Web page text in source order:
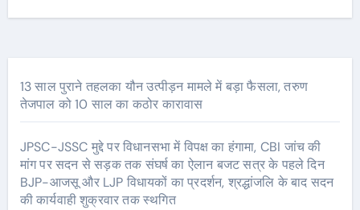
13 साल पुराने तहलका यौन उत्पीड़न मामले में बड़ा फैसला, तरुण
तेजपाल को 10 साल का कठोर कारावास
JPSC-JSSC मुद्दे पर विधानसभा में विपक्ष का हंगामा, CBI जांच की
मांग पर सदन से सड़क तक संघर्ष का ऐलान बजट सत्र के पहले दिन
BJP-आजसू और LJP विधायकों का प्रदर्शन, श्रद्धांजलि के बाद सदन
की कार्यवाही शुक्रवार तक स्थगित